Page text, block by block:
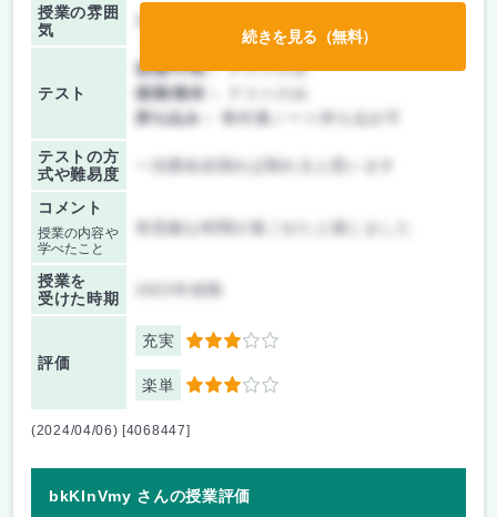
授業の雰囲
気
テスト
前期/中間：テストのみ
後期/期末：
持ち込み：
教科書ノート持ち込み可
テストの方
式や難易度
一生懸命頑張れば取れると思います
コメント
授業の内容や
学べたこと
有意義な時間が過ごせたと感じました
授業を
受けた時期
評価
充実 3
楽単 3
続きを見る（無料）
(2024/04/06) [4068447]
bkKInVmy さんの授業評価